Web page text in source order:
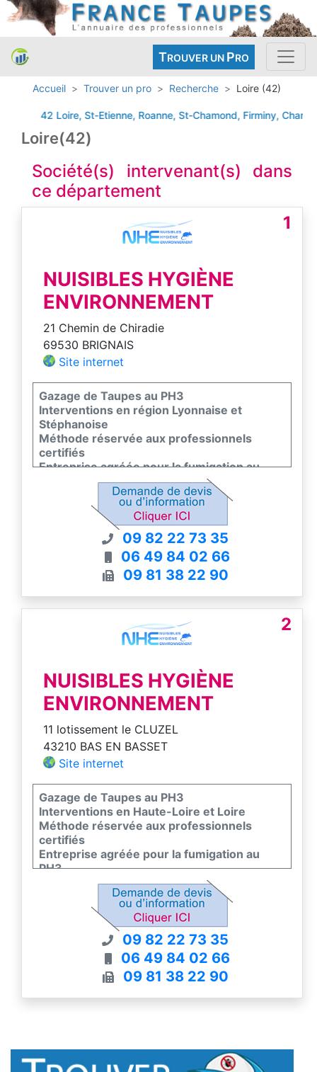
TROUVER UN PRO
Accueil Trouver un pro Recherche Loire (42)
42 Loire, St-Etienne, Roanne, St-Chamond, Firminy,
Loire(42)
Société(s) intervenant(s) dans
ce département
1
NUISIBLES HYGIÈNE
ENVIRONNEMENT
21 Chemin de Chiradie
69530 BRIGNAIS
Site internet
Gazage de Taupes au PH3
Interventions en région Lyonnaise et
Stéphanoise
Méthode réservée aux professionnels
certifiés
Entreprise agréée pour la fumigation au
Devis gratuits - Résultats garantis
09 82 22 73 35
06 49 84 02 66
09 81 38 22 90
2
NUISIBLES HYGIÈNE
ENVIRONNEMENT
11 lotissement le CLUZEL
43210 BAS EN BASSET
Site internet
Gazage de Taupes au PH3
Interventions en Haute-Loire et Loire
Méthode réservée aux professionnels
certifiés
Entreprise agréée pour la fumigation au
PH3
Devis gratuits - Résultats garantis
09 82 22 73 35
06 49 84 02 66
09 81 38 22 90